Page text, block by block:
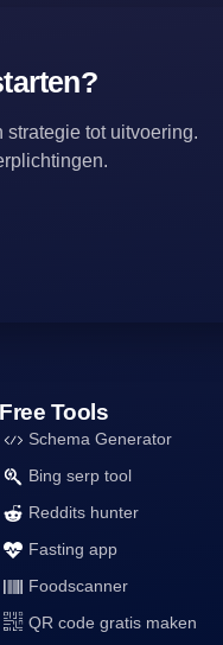
tot uitvoering.
Free Tools
Schema Generator
Bing serp tool
Reddits hunter
Fasting app
Foodscanner
QR code gratis maken